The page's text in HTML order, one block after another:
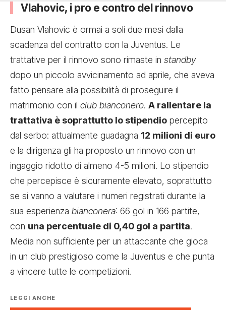
Vlahovic, i pro e contro del rinnovo
Dusan Vlahovic è ormai a soli due mesi dalla
scadenza del contratto con la Juventus. Le
trattative per il rinnovo sono rimaste in standby
dopo un piccolo avvicinamento ad aprile, che aveva
fatto pensare alla possibilità di proseguire il
matrimonio con il club bianconero. A rallentare la
trattativa è soprattutto lo stipendio percepito
dal serbo: attualmente guadagna 12 milioni di euro
e la dirigenza gli ha proposto un rinnovo con un
ingaggio ridotto di almeno 4-5 milioni. Lo stipendio
che percepisce è sicuramente elevato, soprattutto
se si vanno a valutare i numeri registrati durante la
sua esperienza bianconera: 66 gol in 166 partite,
con una percentuale di 0,40 gol a partita.
Media non sufficiente per un attaccante che gioca
in un club prestigioso come la Juventus e che punta
a vincere tutte le competizioni.
LEGGI ANCHE